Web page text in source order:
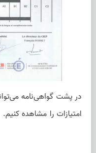
در پشت گواهی‌نامه‌
امتیازات را مشاهده کنیم.